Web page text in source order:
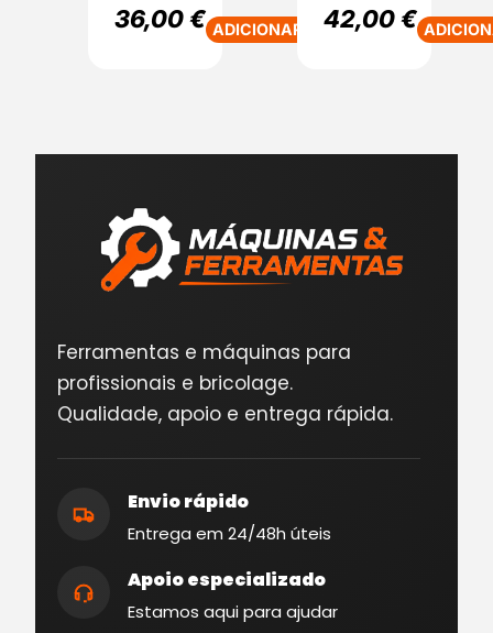
36,00€ ADICIONAR 42,00€
Ferramentas e máquinas para
profissionais e bricolage.
Qualidade, apoio e entrega rápida.
Envio rápido
Entrega em 24/48h úteis
Apoio especializado
Estamos aqui para ajudar